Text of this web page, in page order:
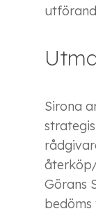
Sirona
Görans
bedöms